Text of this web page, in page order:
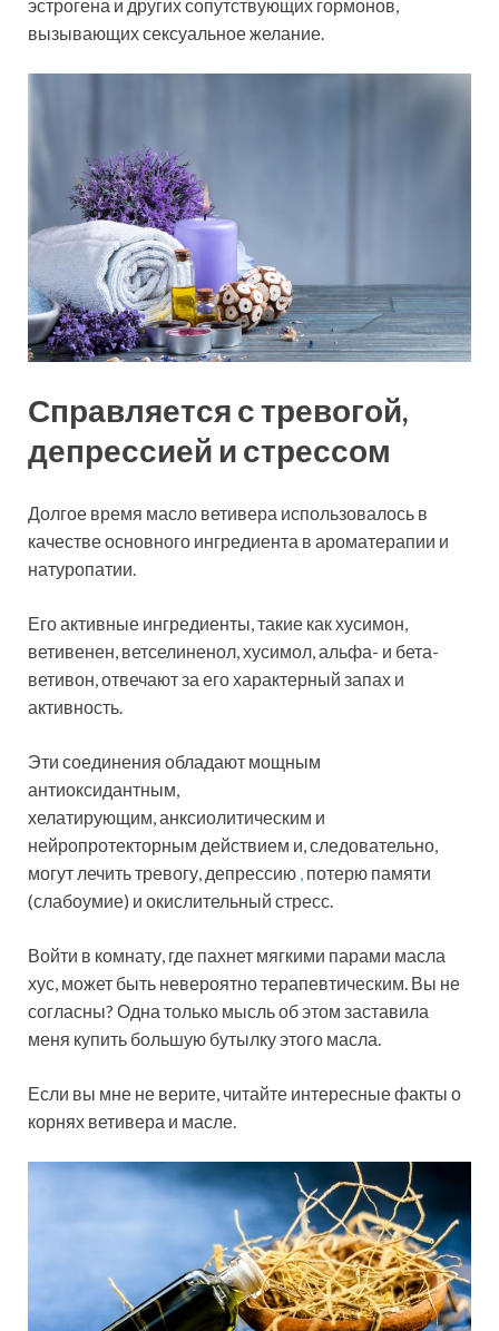
эстрогена и других сопутствующих гормонов,
вызывающих сексуальное желание.
Справляется с тревогой,
депрессией и стрессом
Долгое время масло ветивера использовалось в
качестве основного ингредиента в ароматерапии и
натуропатии.
Его активные ингредиенты, такие как хусимон,
ветивенен, ветселиненол, хусимол, альфа- и бета-
ветивон, отвечают за его характерный запах и
активность.
Эти соединения обладают мощным
антиоксидантным,
хелатирующим, анксиолитическим и
нейропротекторным действием и, следовательно,
могут лечить тревогу, депрессию потерю памяти
(слабоумие) и окислительный стресс.
Войти в комнату, где пахнет мягкими парами масла
хус, может быть невероятно терапевтическим. Вы не
согласны? Одна только мысль об этом заставила
меня купить большую бутылку этого масла.
Если вы мне не верите, читайте интересные факты о
корнях ветивера и масле.